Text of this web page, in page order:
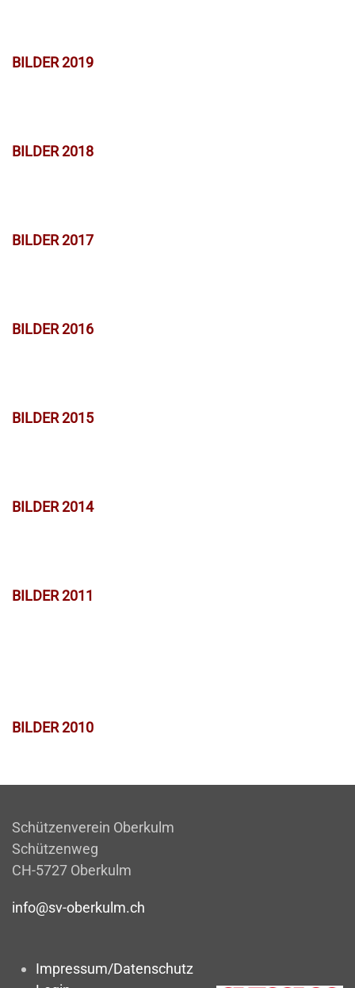
BILDER 2019
BILDER 2018
BILDER 2017
BILDER 2016
BILDER 2015
BILDER 2014
BILDER 2011
BILDER 2010
Schützenverein Oberkulm
Schützenweg
CH-5727 Oberkulm
info@sv-oberkulm.ch
Impressum/Datenschutz